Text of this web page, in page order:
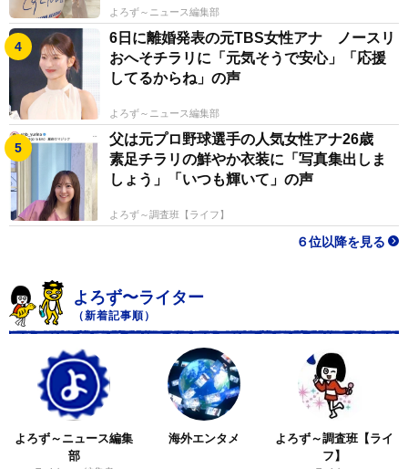
よろず～ニュース編集部
6日に離婚発表の元TBS女性アナ ノースリ
おへそチラリに「元気そうで安心」「応援
してるからね」の声
よろず～ニュース編集部
父は元プロ野球選手の人気女性アナ26歳
素足チラリの鮮やか衣装に「写真集出しま
しょう」「いつも輝いて」の声
よろず～調査班【ライフ】
６位以降を見る
よろず〜ライター
（新着記事順）
よろず～ニュース編集
部
海外エンタメ
よろず～調査班【ライ
フ】